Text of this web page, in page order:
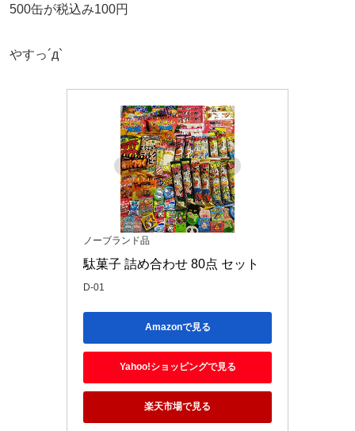
500缶が税込み100円
やすっ´д`
ノーブランド品
駄菓子 詰め合わせ 80点 セット
D-01
Amazonで見る
Yahoo!ショッピングで見る
楽天市場で見る